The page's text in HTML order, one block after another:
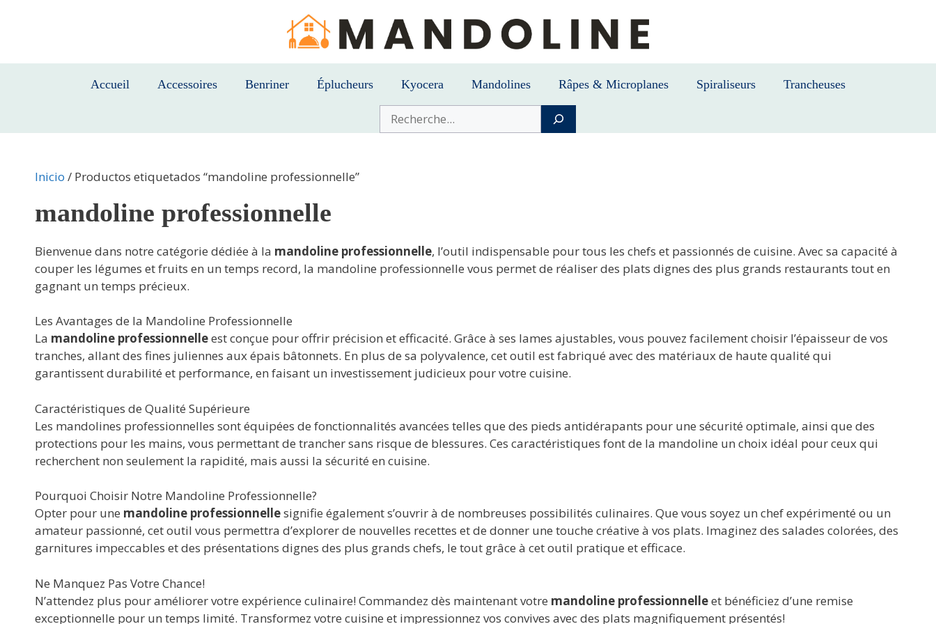
Accueil Accessoires Benriner Éplucheurs Kyocera Mandolines Râpes & Microplanes Spiraliseurs Trancheuses
Buscar
Inicio / Productos etiquetados “mandoline professionnelle”
mandoline professionnelle
Bienvenue dans notre catégorie dédiée à la mandoline professionnelle, l’outil indispensable pour tous les chefs et passionnés de cuisine. Avec sa capacité à
couper les légumes et fruits en un temps record, la mandoline professionnelle vous permet de réaliser des plats dignes des plus grands restaurants tout en
gagnant un temps précieux.
Les Avantages de la Mandoline Professionnelle
La mandoline professionnelleest conçue pour offrir précision et efficacité. Grâce à ses lames ajustables, vous pouvez facilement choisir l’épaisseur de vos
tranches, allant des fines juliennes aux épais bâtonnets. En plus de sa polyvalence, cet outil est fabriqué avec des matériaux de haute qualité qui
garantissent durabilité et performance, en faisant un investissement judicieux pour votre cuisine.
Caractéristiques de Qualité Supérieure
Les mandolines professionnelles sont équipées de fonctionnalités avancées telles que des pieds antidérapants pour une sécurité optimale, ainsi que des
protections pour les mains, vous permettant de trancher sans risque de blessures. Ces caractéristiques font de la mandoline un choix idéal pour ceux qui
recherchent non seulement la rapidité, mais aussi la sécurité en cuisine.
Pourquoi Choisir Notre Mandoline Professionnelle?
Opter pour une mandoline professionnellesignifie également s’ouvrir à de nombreuses possibilités culinaires. Que vous soyez un chef expérimenté ou un
amateur passionné, cet outil vous permettra d’explorer de nouvelles recettes et de donner une touche créative à vos plats. Imaginez des salades colorées, des
garnitures impeccables et des présentations dignes des plus grands chefs, le tout grâce à cet outil pratique et efficace.
Ne Manquez Pas Votre Chance!
N’attendez plus pour améliorer votre expérience culinaire! Commandez dès maintenant votre mandoline professionnelleet bénéficiez d’une remise
exceptionnelle pour un temps limité. Transformez votre cuisine et impressionnez vos convives avec des plats magnifiquement présentés!